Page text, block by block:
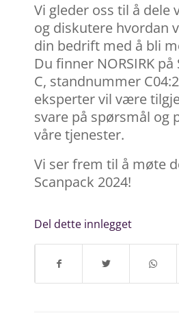
Vi gleder oss til å dele
og diskutere hvordan
din bedrift med å bli
Du finner NORSIRK
C, standnummer
eksperter vil være
svare på spørsmål og
våre tjenester.
Vi ser frem til å møte
Scanpack 2024!
Del dette innlegget